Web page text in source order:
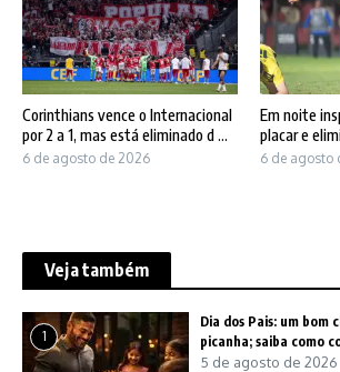
Corinthians vence o Internacional
por 2 a 1, mas está eliminado d ...
6 de agosto de 2026
Em noite
placar e
6 de agosto
Veja também
1
Dia dos Pais: um bom
picanha; saiba como
5 de agosto de 2026